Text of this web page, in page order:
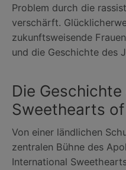
Problem durch die
verschärft.
zukunftsweisende
und die Geschichte des
Die
Sweethearts
Von einer ländlichen
zentralen Bühne des
International